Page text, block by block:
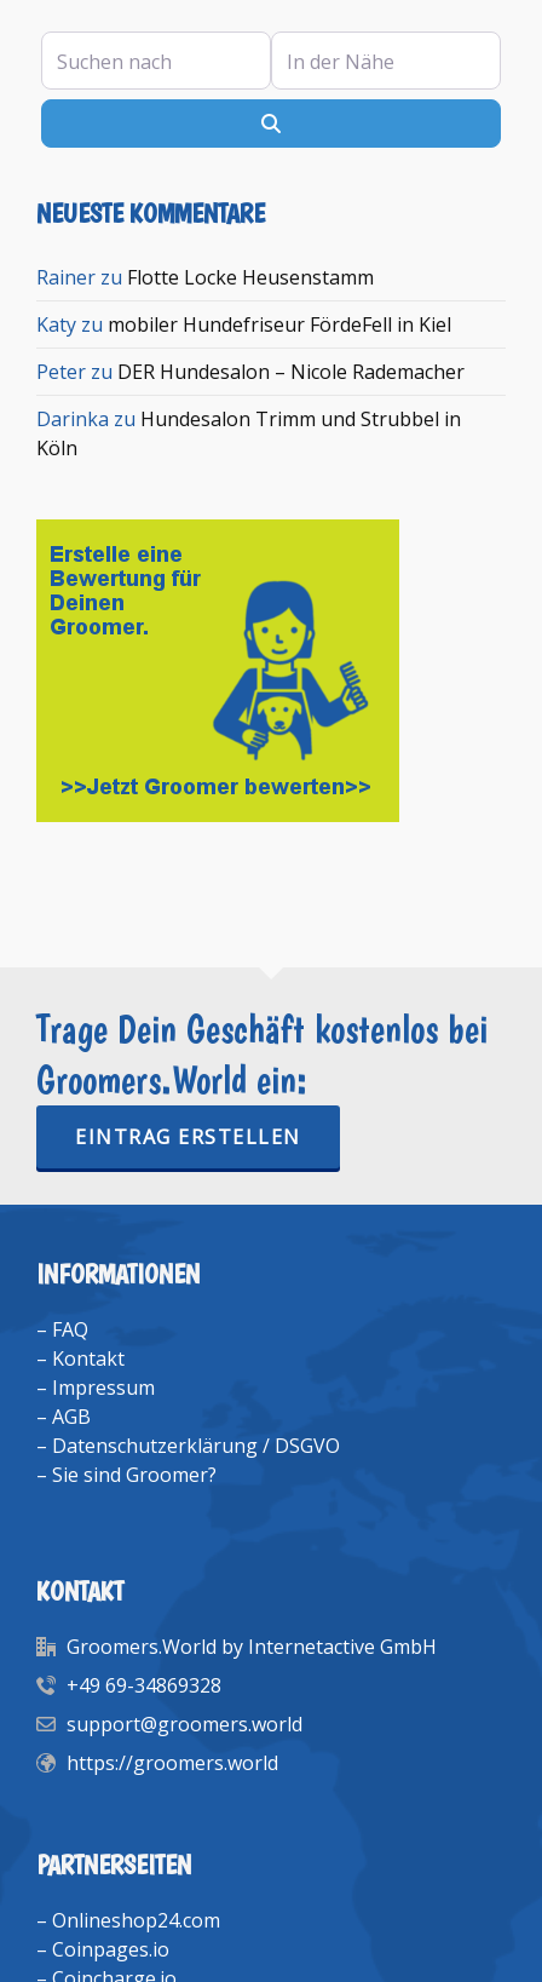
Suchen nach In der Nähe
NEUESTE KOMMENTARE
Rainer zu Flotte Locke Heusenstamm
Katy zu mobiler Hundefriseur FördeFell in Kiel
Peter zu DER Hundesalon – Nicole Rademacher
Darinka zu Hundesalon Trimm und Strubbel in
Köln
Trage Dein Geschäft kostenlos bei
Groomers.World ein:
EINTRAG ERSTELLEN
INFORMATIONEN
– FAQ
– Kontakt
– Impressum
– AGB
– Datenschutzerklärung / DSGVO
– Sie sind Groomer?
KONTAKT
Groomers.World by Internetactive GmbH
+49 69-34869328
support@groomers.world
https://groomers.world
PARTNERSEITEN
– Onlineshop24.com
– Coinpages.io